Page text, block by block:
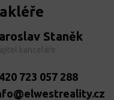
Staněk
723 057 288